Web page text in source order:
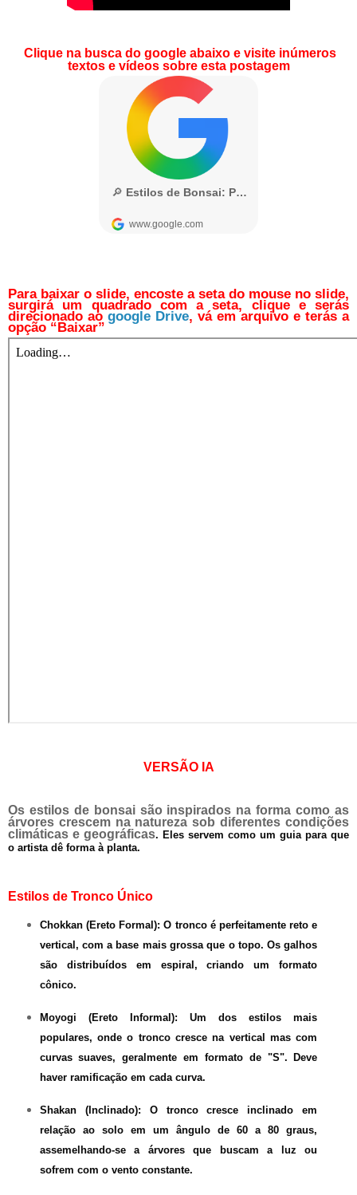
Clique na busca do google abaixo e visite inúmeros
textos e vídeos sobre esta postagem
Para baixar o slide, encoste a seta do mouse no slide,
surgirá um quadrado com a seta, clique e serás
direcionado ao google Drive, vá em arquivo e terás a
opção “Baixar”
VERSÃO IA
Os estilos de bonsai são inspirados na forma como as
árvores crescem na natureza sob diferentes condições
climáticas e geográficas. Eles servem como um guia para que
o artista dê forma à planta.
Estilos de Tronco Único
Chokkan (Ereto Formal): O tronco é perfeitamente reto e
vertical, com a base mais grossa que o topo. Os galhos
são distribuídos em espiral, criando um formato
cônico.
Moyogi (Ereto Informal): Um dos estilos mais
populares, onde o tronco cresce na vertical mas com
curvas suaves, geralmente em formato de "S". Deve
haver ramificação em cada curva.
Shakan (Inclinado): O tronco cresce inclinado em
relação ao solo em um ângulo de 60 a 80 graus,
assemelhando-se a árvores que buscam a luz ou
sofrem com o vento constante.